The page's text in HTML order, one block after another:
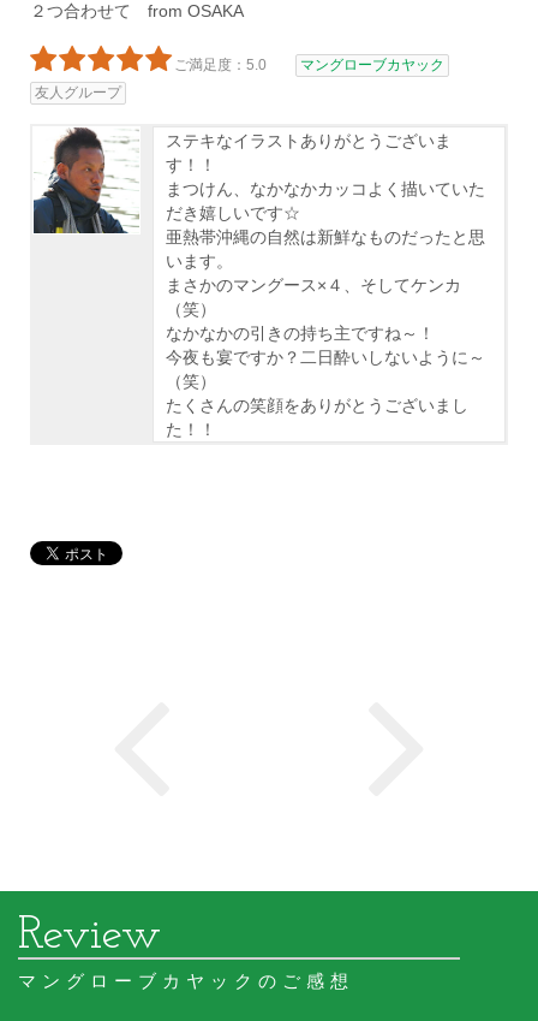
２つ合わせて from OSAKA
ご満足度：5.0
マングローブカヤック
友人グループ
ステキなイラストありがとうございま
す！！
まつけん、なかなかカッコよく描いていた
だき嬉しいです☆
亜熱帯沖縄の自然は新鮮なものだったと思
います。
まさかのマングース×４、そしてケンカ
（笑）
なかなかの引きの持ち主ですね～！
今夜も宴ですか？二日酔いしないように～
（笑）
たくさんの笑顔をありがとうございまし
た！！
マングローブカヤックのご感想